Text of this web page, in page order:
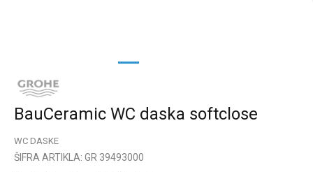
1
BauCeramic WC daska softclose
WC DASKE
ŠIFRA ARTIKLA: GR 39493000